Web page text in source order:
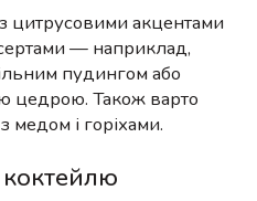
цитрусовими акцентами
— наприклад,
пудингом або
цедрою. Також варто
медом і горіхами.
коктейлю